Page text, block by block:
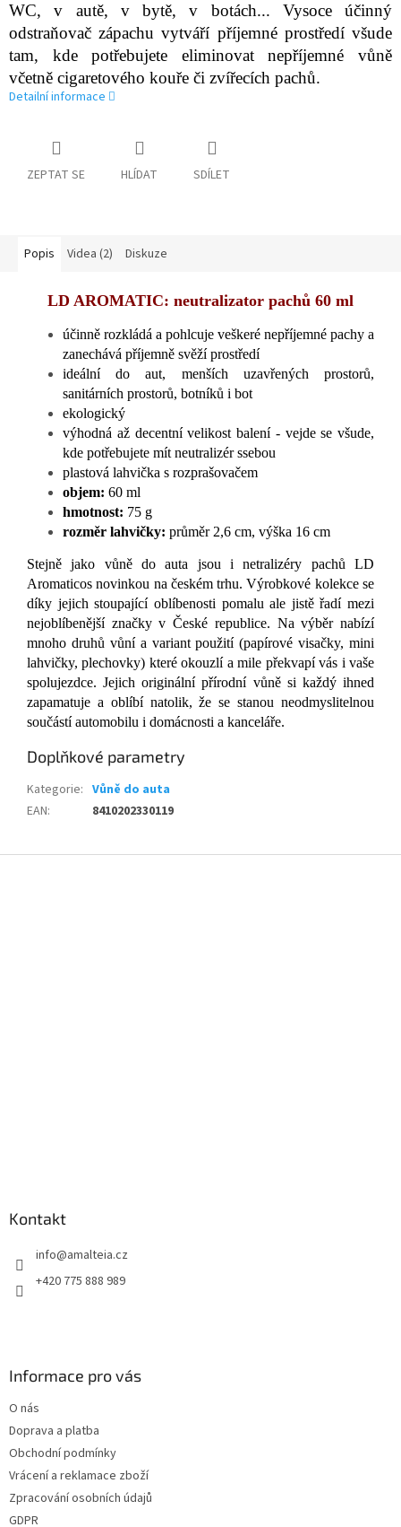
WC, v autě, v bytě, v botách... Vysoce účinný
odstraňovač zápachu vytváří příjemné prostředí všude
tam, kde potřebujete eliminovat nepříjemné vůně
včetně cigaretového kouře či zvířecích pachů.
Detailní informace
ZEPTAT SE HLÍDAT SDÍLET
Popis Videa (2) Diskuze
LD AROMATIC: neutralizator pachů 60 ml
účinně rozkládá a pohlcuje veškeré nepříjemné pachy a
zanechává příjemně svěží prostředí
ideální do aut, menších uzavřených prostorů,
sanitárních prostorů, botníků i bot
ekologický
výhodná až decentní velikost balení - vejde se všude,
kde potřebujete mít neutralizér ssebou
plastová lahvička s rozprašovačem
objem: 60 ml
hmotnost: 75 g
rozměr lahvičky: průměr 2,6 cm, výška 16 cm
Stejně jako vůně do auta jsou i netralizéry pachů LD
Aromaticos novinkou na českém trhu. Výrobkové kolekce se
díky jejich stoupající oblíbenosti pomalu ale jistě řadí mezi
nejoblíbenější značky v České republice. Na výběr nabízí
mnoho druhů vůní a variant použití (papírové visačky, mini
lahvičky, plechovky) které okouzlí a mile překvapí vás i vaše
spolujezdce. Jejich originální přírodní vůně si každý ihned
zapamatuje a oblíbí natolik, že se stanou neodmyslitelnou
součástí automobilu i domácnosti a kanceláře.
Doplňkové parametry
Kategorie: Vůně do auta
EAN: 8410202330119
Kontakt
info@amalteia.cz
+420 775 888 989
Informace pro vás
O nás
Doprava a platba
Obchodní podmínky
Vrácení a reklamace zboží
Zpracování osobních údajů
GDPR